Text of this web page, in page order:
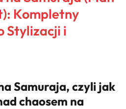
Kompletny
Stylizacji i
Samuraja, czyli jak
chaosem na